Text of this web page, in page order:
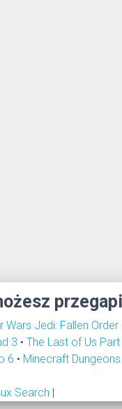
Wars Jedi: Fallen Order
3 • The Last of Us
6 • Minecraft Dungeons
Search |